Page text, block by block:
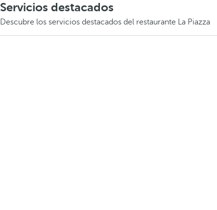
Servicios destacados
Descubre los servicios destacados del restaurante La Piazza